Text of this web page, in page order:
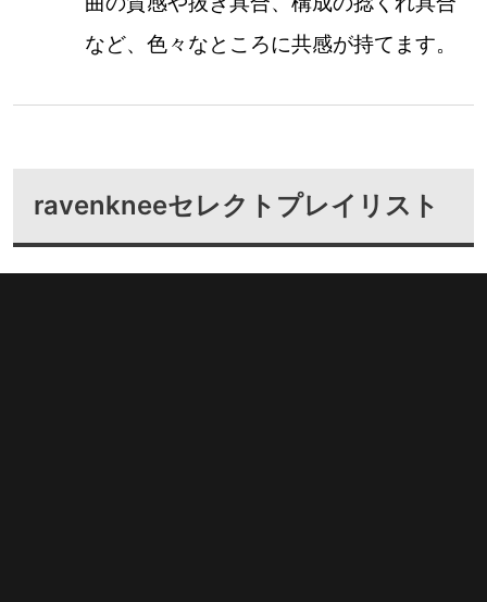
など、色々なところに共感が持てます。
ravenkneeセレクトプレイリスト